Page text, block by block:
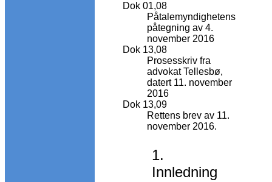
Dok 01,08
Påtalemyndighetens
påtegning av 4.
november 2016
Dok 13,08
Prosesskriv fra
advokat Tellesbø,
datert 11. november
2016
Dok 13,09
Rettens brev av 11.
november 2016.
1.
Innledning